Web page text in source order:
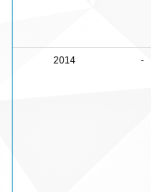
2014 -